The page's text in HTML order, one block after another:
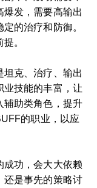
爆发，需要高输出
的治疗和防御。
。
克、治疗、输出
业技能的丰富，让
辅助类角色，提升
的职业，以应
成功，会大大依赖
还是事先的策略讨